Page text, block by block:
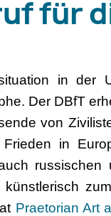
für
in der
Der DBfT
von
in
russischen
Praetorian Art